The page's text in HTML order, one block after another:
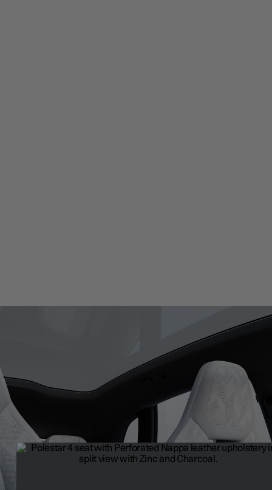
Matériaux
Un luxe réfléchi. Les matériaux du Polestar 4 allient savoir-faire et
utilisation responsable des ressources pour créer un habitacle à
raffiné et durable.